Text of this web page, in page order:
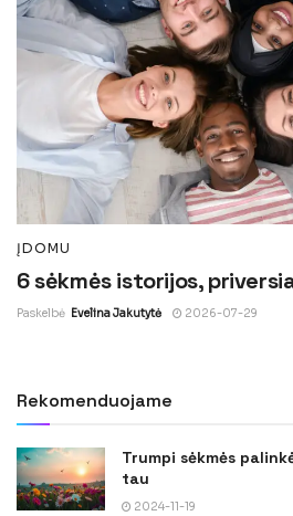
ĮDOMU
6 sėkmės istorijos,
Paskelbė Evelina Jakutytė 2026-07-29
Rekomenduojame
Trumpi sėkmės
tau
2024-11-19